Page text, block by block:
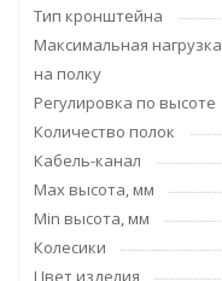
Тип кронштейна
Максимальная нагрузка
на полку
Регулировка по высоте
Количество полок
Кабель-канал
Max высота, мм
Min высота, мм
Колесики
Цвет изделия